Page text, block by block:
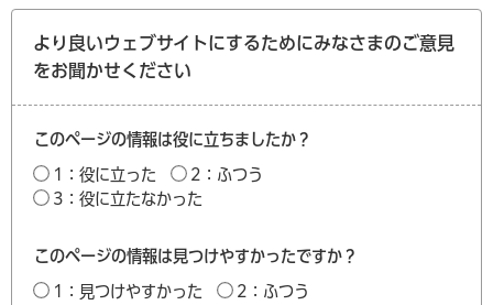
より良いウェブサイトにするためにみなさまのご意見
をお聞かせください
このページの情報は役に立ちましたか？
1：役に立った
2：ふつう
3：役に立たなかった
このページの情報は見つけやすかったですか？
1：見つけやすかった
2：ふつう